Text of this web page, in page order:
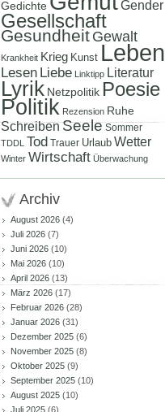
Gedichte Gender
Gesellschaft
Gesundheit Gewalt
Krankheit Krieg Kunst Leben
Lesen Liebe Linktipp Literatur
Lyrik Netzpolitik Poesie
Politik Rezension Ruhe
Schreiben Seele Sommer
TDDL Tod Trauer Urlaub Wetter
Winter Wirtschaft Überwachung
Archiv
August 2026 (4)
Juli 2026 (7)
Juni 2026 (10)
Mai 2026 (10)
April 2026 (13)
März 2026 (17)
Februar 2026 (28)
Januar 2026 (31)
Dezember 2025 (6)
November 2025 (8)
Oktober 2025 (9)
September 2025 (10)
August 2025 (10)
Juli 2025 (6)